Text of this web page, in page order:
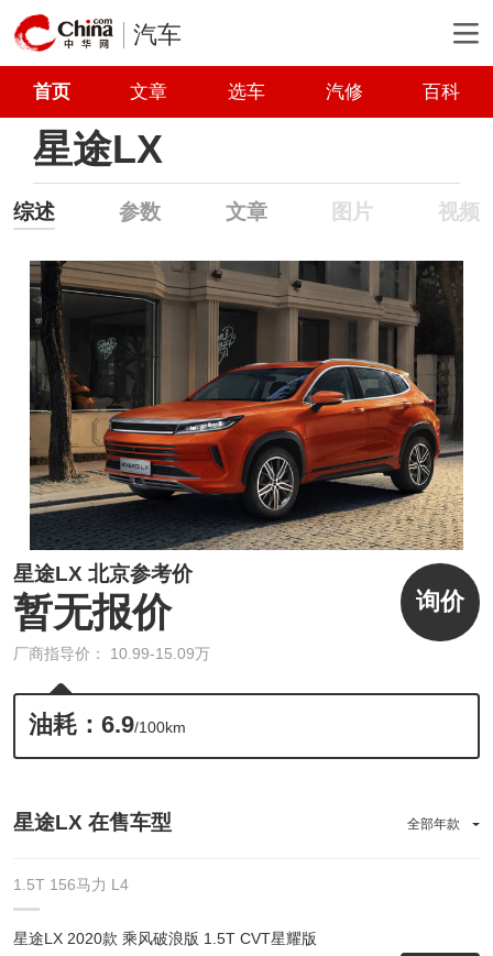
汽车
首页 文章 选车 汽修 百科
星途LX
综述 参数 文章 图片 视频
星途LX 北京参考价
暂无报价
厂商指导价： 10.99-15.09万
油耗：6.9/100km
询价
星途LX 在售车型 全部年款
1.5T 156马力 L4
星途LX 2020款 乘风破浪版 1.5T CVT星耀版